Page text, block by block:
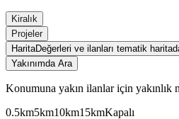
Kiralık
Projeler
HaritaDeğerleri ve ilanları tematik
Yakınımda Ara
Konumuna yakın ilanlar için yakınlık
0.5km5km10km15kmKapalı